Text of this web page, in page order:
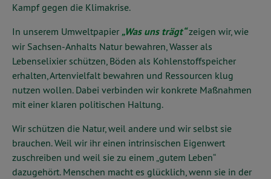
Kampf gegen die Klimakrise.
In unserem Umweltpapier „Was uns trägt“ zeigen wir, wie
wir Sachsen-Anhalts Natur bewahren, Wasser als
Lebenselixier schützen, Böden als Kohlenstoffspeicher
erhalten, Artenvielfalt bewahren und Ressourcen klug
nutzen wollen. Dabei verbinden wir konkrete Maßnahmen
mit einer klaren politischen Haltung.
Wir schützen die Natur, weil andere und wir selbst sie
brauchen. Weil wir ihr einen intrinsischen Eigenwert
zuschreiben und weil sie zu einem „gutem Leben“
dazugehört. Menschen macht es glücklich, wenn sie in der